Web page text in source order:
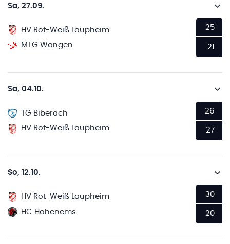
Sa, 27.09.
HV Rot-Weiß Laupheim
MTG Wangen
25
21
Sa, 04.10.
TG Biberach
HV Rot-Weiß Laupheim
26
27
So, 12.10.
HV Rot-Weiß Laupheim
HC Hohenems
30
20